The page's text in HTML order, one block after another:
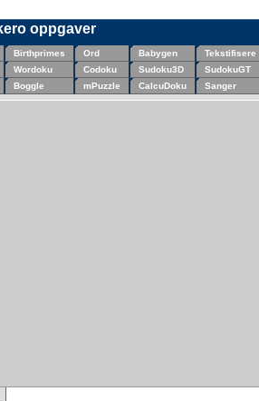
oppgaver
Birthprimes Ord Babygen
Tekstifisere
Wordoku Codoku Sudoku3D
SudokuGT
Boggle mPuzzle CalcuDoku Sanger